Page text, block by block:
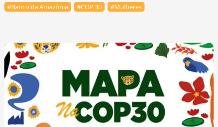
#Banco da Amazônia #COP 30 #Mulheres